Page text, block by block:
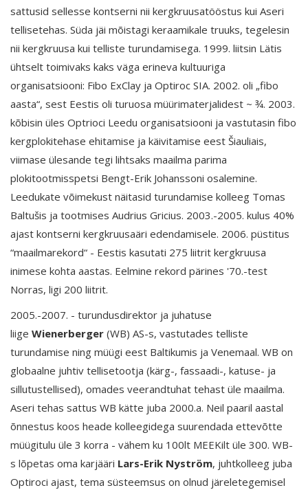
sattusid sellesse kontserni nii kergkruusatööstus kui Aseri
tellisetehas. Süda jäi mõistagi keraamikale truuks, tegelesin
nii kergkruusa kui telliste turundamisega. 1999. liitsin Lätis
ühtselt toimivaks kaks väga erineva kultuuriga
organisatsiooni: Fibo ExClay ja Optiroc SIA. 2002. oli „fibo
aasta“, sest Eestis oli turuosa müürimaterjalidest ~ ¾. 2003.
kõbisin üles Optrioci Leedu organisatsiooni ja vastutasin fibo
kergplokitehase ehitamise ja käivitamise eest Šiauliais,
viimase ülesande tegi lihtsaks maailma parima
plokitootmisspetsi Bengt-Erik Johanssoni osalemine.
Leedukate võimekust näitasid turundamise kolleeg Tomas
Baltušis ja tootmises Audrius Gricius. 2003.-2005. kulus 40%
ajast kontserni kergkruusaäri edendamisele. 2006. püstitus
“maailmarekord“ - Eestis kasutati 275 liitrit kergkruusa
inimese kohta aastas. Eelmine rekord pärines '70.-test
Norras, ligi 200 liitrit.
2005.-2007. - turundusdirektor ja juhatuse
liige Wienerberger (WB) AS-s, vastutades telliste
turundamise ning müügi eest Baltikumis ja Venemaal. WB on
globaalne juhtiv tellisetootja (kärg-, fassaadi-, katuse- ja
sillutustellised), omades veerandtuhat tehast üle maailma.
Aseri tehas sattus WB kätte juba 2000.a. Neil paaril aastal
õnnestus koos heade kolleegidega suurendada ettevõtte
müügitulu üle 3 korra - vähem ku 100lt MEEKilt üle 300. WB-
s lõpetas oma karjääri Lars-Erik Nyström, juhtkolleeg juba
Optiroci ajast, tema süsteemsus on olnud järeletegemisel